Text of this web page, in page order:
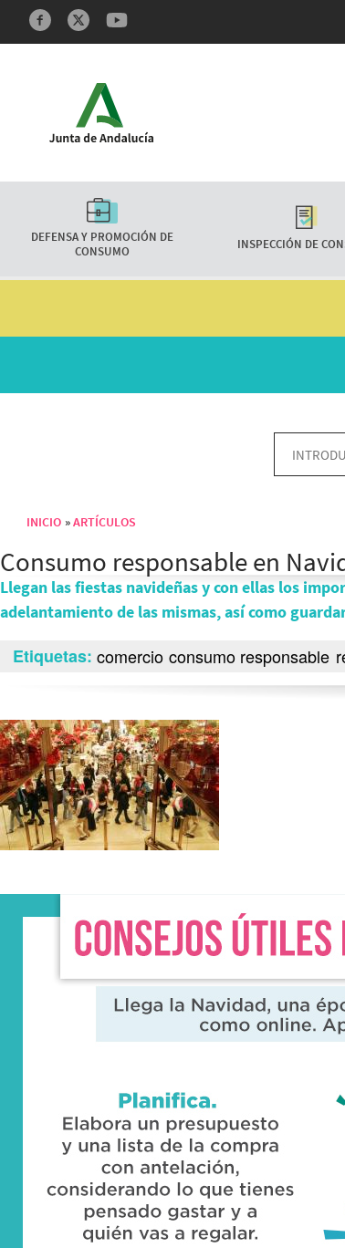
Redes sociales y Feeds
Características
DEFENSA Y PROMOCIÓN DE
CONSUMO
INSPECCIÓN DE
Sobrescribir enlaces de ayuda a la navegación
INICIO ARTÍCULOS
Consumo responsable en
Llegan las fiestas navideñas y con ellas los
adelantamiento de las mismas, así como
Etiquetas comercio consumo responsable